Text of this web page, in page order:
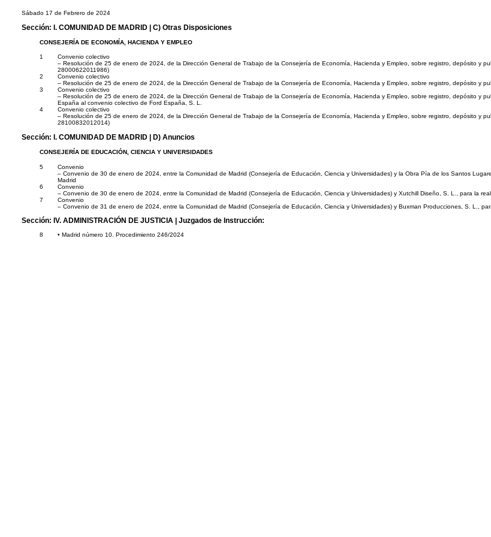
Sábado 17 de Febrero de 2024
Sección: I. COMUNIDAD DE MADRID | C) Otras Disposiciones
CONSEJERÍA DE ECONOMÍA, HACIENDA Y EMPLEO
1
Convenio colectivo
– Resolución de 25 de enero de 2024, de la Dirección General de Trabajo de la Consejería de Economía, Hacienda y Empleo, sobre registro, depósito y
28000622011986)
2
Convenio colectivo
– Resolución de 25 de enero de 2024, de la Dirección General de Trabajo de la Consejería de Economía, Hacienda y Empleo, sobre registro, depósito y
3
Convenio colectivo
– Resolución de 25 de enero de 2024, de la Dirección General de Trabajo de la Consejería de Economía, Hacienda y Empleo, sobre registro, depósito y
España al convenio colectivo de Ford España, S. L.
4
Convenio colectivo
– Resolución de 25 de enero de 2024, de la Dirección General de Trabajo de la Consejería de Economía, Hacienda y Empleo, sobre registro, depósito y
28100832012014)
Sección: I. COMUNIDAD DE MADRID | D) Anuncios
CONSEJERÍA DE EDUCACIÓN, CIENCIA Y UNIVERSIDADES
5
Convenio
– Convenio de 30 de enero de 2024, entre la Comunidad de Madrid (Consejería de Educación, Ciencia y Universidades) y la Obra Pía de los Santos
Madrid
6
Convenio
– Convenio de 30 de enero de 2024, entre la Comunidad de Madrid (Consejería de Educación, Ciencia y Universidades) y Xutchill Diseño, S. L., para la
7
Convenio
– Convenio de 31 de enero de 2024, entre la Comunidad de Madrid (Consejería de Educación, Ciencia y Universidades) y Buxman Producciones, S. L.,
Sección: IV. ADMINISTRACIÓN DE JUSTICIA | Juzgados de Instrucción:
8 • Madrid número 10. Procedimiento 246/2024